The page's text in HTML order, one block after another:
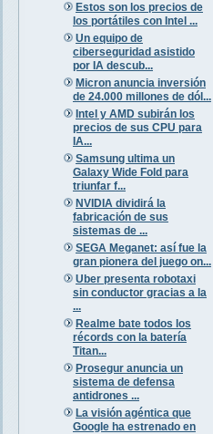
Estos son los precios de
los portátiles con Intel ...
Un equipo de
ciberseguridad asistido
por IA descub...
Micron anuncia inversión
de 24.000 millones de dól...
Intel y AMD subirán los
precios de sus CPU para
IA...
Samsung ultima un
Galaxy Wide Fold para
triunfar f...
NVIDIA dividirá la
fabricación de sus
sistemas de ...
SEGA Meganet: así fue la
gran pionera del juego on...
Uber presenta robotaxi
sin conductor gracias a la
...
Realme bate todos los
récords con la batería
Titan...
Prosegur anuncia un
sistema de defensa
antidrones ...
La visión agéntica que
Google ha estrenado en